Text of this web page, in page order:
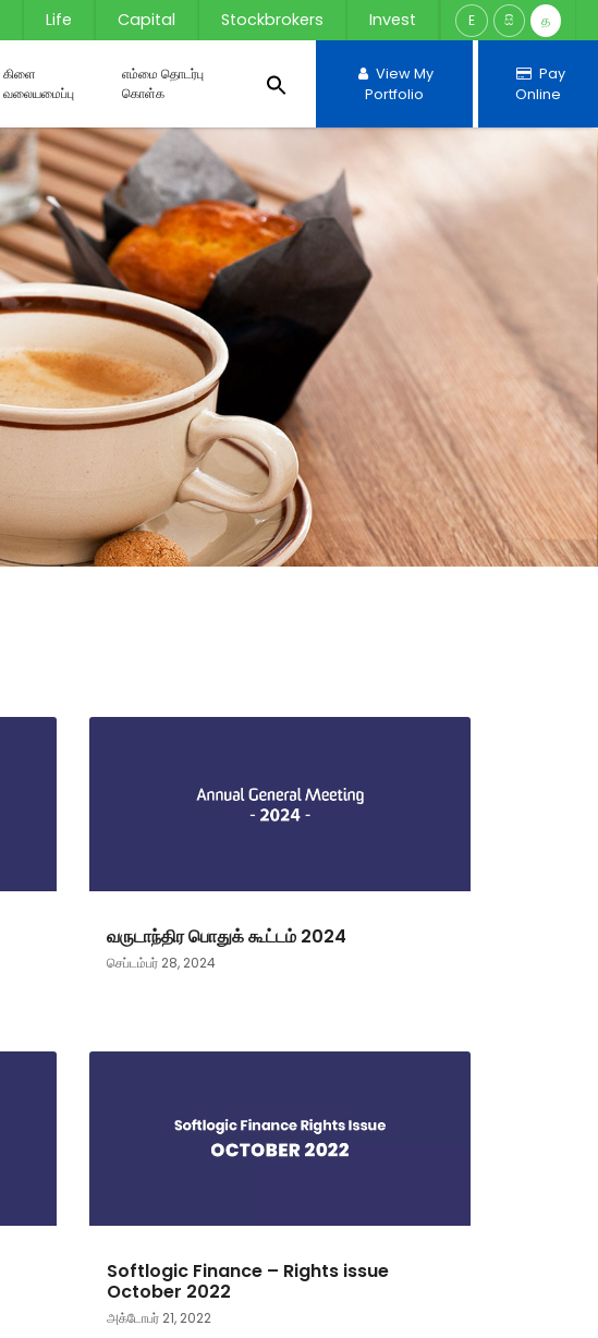
Life Capital Stockbrokers Invest E සි த
கிளை
வலையமைப்பு
எம்மை தொடர்பு
கொள்க
View My
Portfolio
Pay
Online
வருடாந்திர பொதுக் கூட்டம் 2024
செப்டம்பர் 28, 2024
Softlogic Finance – Rights issue
October 2022
அக்டோபர் 21, 2022